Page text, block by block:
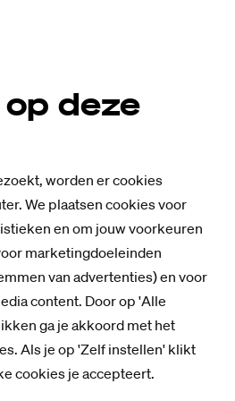
deze
worden er cookies
We plaatsen cookies voor
en om jouw voorkeuren
marketingdoeleinden
van advertenties) en voor
content. Door op 'Alle
ga je akkoord met het
Als je op 'Zelf instellen' klikt
cookies je accepteert.